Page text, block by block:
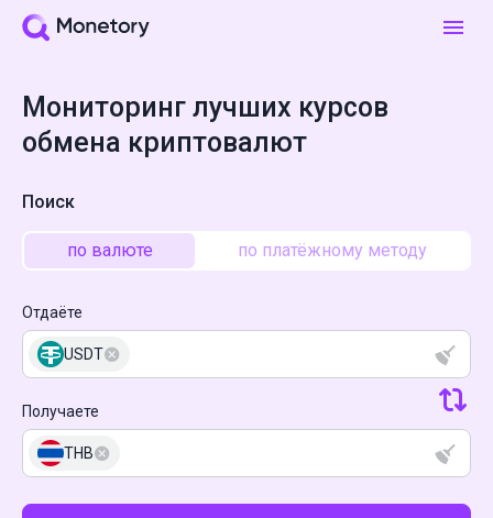
Мониторинг лучших курсов
обмена криптовалют
Поиск
по валюте по платёжному методу
Отдаёте
USDT
Получаете
THB